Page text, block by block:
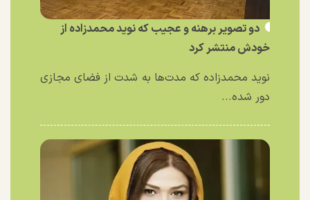
دو تصویر برهنه و عجیب که نوید محمدزاده از
خودش منتشر کرد
نوید محمدزاده که مدت‌ها به شدت از فضای مجازی
دور شده...